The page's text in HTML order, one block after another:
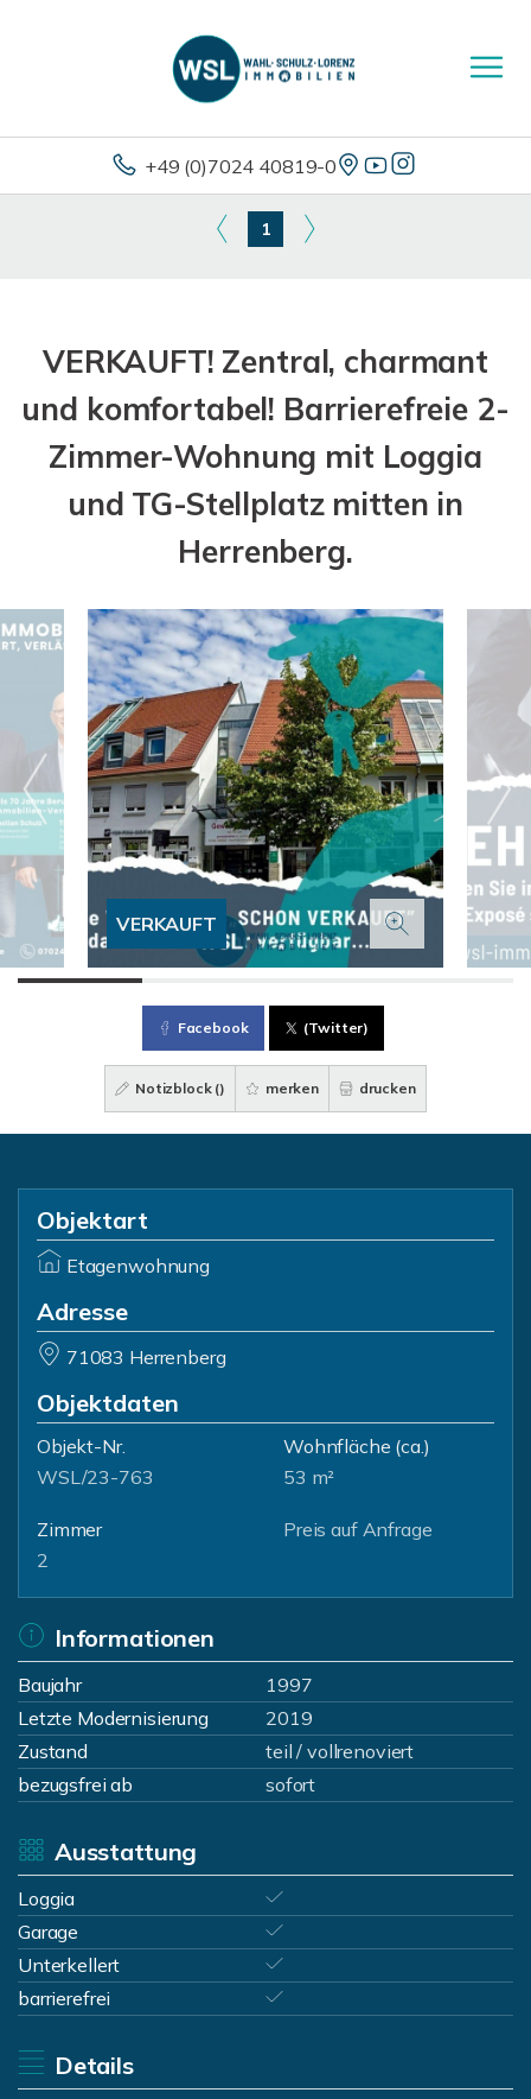
+49 (0)7024 40819-0
1
VERKAUFT! Zentral, charmant
und komfortabel! Barrierefreie 2-
Zimmer-Wohnung mit Loggia
und TG-Stellplatz mitten in
Herrenberg.
VERKAUFT
Facebook (Twitter)
Notizblock () merken drucken
Objektart
Etagenwohnung
Adresse
71083 Herrenberg
Objektdaten
Objekt-Nr.
WSL/23-763
Wohnfläche (ca.)
53 m²
Zimmer
2
Preis auf Anfrage
Informationen
Baujahr
1997
Letzte Modernisierung
2019
Zustand
teil / vollrenoviert
bezugsfrei ab
sofort
Ausstattung
Loggia
Garage
Unterkellert
barrierefrei
Details